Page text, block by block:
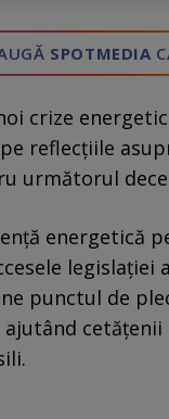
SPOTMEDIA
crize
reflecțiile
următorul
energetică
punctul de
ajutând